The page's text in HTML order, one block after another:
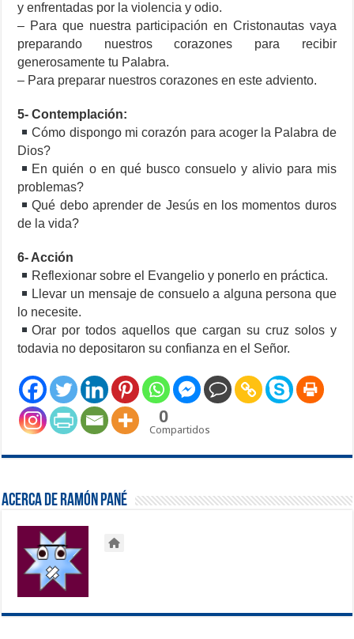
y enfrentadas por la violencia y odio.
– Para que nuestra participación en Cristonautas vaya
preparando nuestros corazones para recibir
generosamente tu Palabra.
– Para preparar nuestros corazones en este adviento.
5- Contemplación:
Cómo dispongo mi corazón para acoger la Palabra de
Dios?
En quién o en qué busco consuelo y alivio para mis
problemas?
Qué debo aprender de Jesús en los momentos duros
de la vida?
6- Acción
Reflexionar sobre el Evangelio y ponerlo en práctica.
Llevar un mensaje de consuelo a alguna persona que
lo necesite.
Orar por todos aquellos que cargan su cruz solos y
todavia no depositaron su confianza en el Señor.
0
Compartidos
Acerca de Ramón Pané